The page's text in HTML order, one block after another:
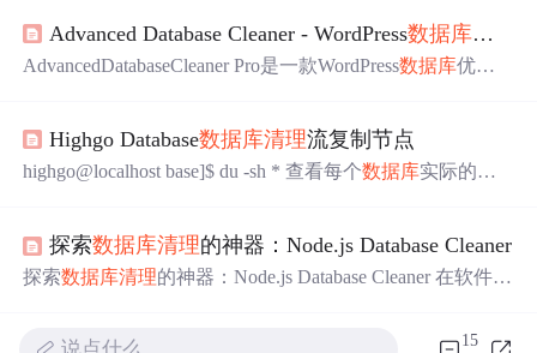
性能和管理效率。数据仓库的归档与清理策略旨在解决这
些问题，通过合理地将历史数据进行归档存储，并清理
各个方面，包括核心概念、算法原理、数学模型、项目实
战、实际应用场景以及相关工具和资源推荐等，为读者提
供全面的指导和实践参考。背景介绍。
Advanced Database Cleaner - WordPress数据库清理
AdvancedDatabaseCleaner Pro是一款WordPress数据库优化
提升网站性能，减少数据库体积，适用于网站运行缓慢或
定期维护的场景。
Highgo Database数据库清理流复制节点
highgo@localhost base]$ du -sh * 查看每个数据库实际的大
日志不会释放。清理过程中，可以查询当前锁住的事物。
连接到主备数据库进行 清理。
探索数据库清理的神器：Node.js Database Cleaner
探索数据库清理的神器：Node.js Database Cleaner 在软件开
说点什么… 15